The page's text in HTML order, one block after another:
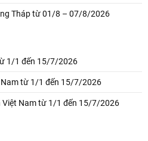
Tháp từ 01/8 – 07/8/2026
1/1 đến 15/7/2026
Nam từ 1/1 đến 15/7/2026
Nam từ 1/1 đến 15/7/2026